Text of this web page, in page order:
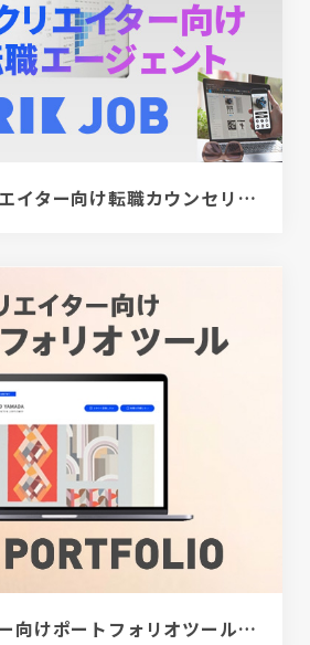
[PR]経験者クリエイター向け転職カウンセリング｜デザイナー / ディレクター / エンジニア
[PR]クリエイター向けポートフォリオツール｜BRIK PORTFOLIO